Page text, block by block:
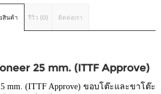
สินค้า รีวิว (0) ติดต่อเรา
25 mm. (ITTF Approve)
mm. (ITTF Approve) ขอบโต๊ะและขาโต๊ะ